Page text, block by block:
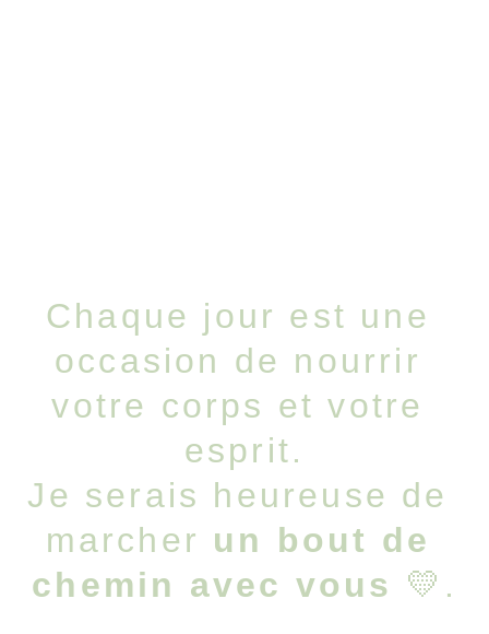
Chaque jour est une
occasion de nourrir
votre corps et votre
esprit.
Je serais heureuse de
marcher un bout de
chemin avec vous 💛.